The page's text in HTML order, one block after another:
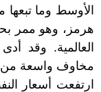
الأوسط وما
العالمية. وقد
مخاوف واسعة من
ارتفعت أسعار